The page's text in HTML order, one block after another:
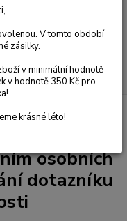
Menu
Hledat
osobních
dotazníku
V tomto období
zásilky.
v minimální hodnotě
v hodnotě 350 Kč pro
krásné léto!